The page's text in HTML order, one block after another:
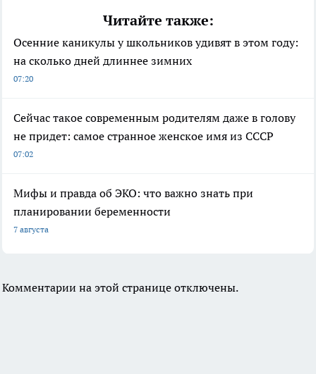
Читайте также:
Осенние каникулы у школьников удивят в этом году:
на сколько дней длиннее зимних
07:20
Сейчас такое современным родителям даже в голову
не придет: самое странное женское имя из СССР
07:02
Мифы и правда об ЭКО: что важно знать при
планировании беременности
7 августа
Комментарии на этой странице отключены.